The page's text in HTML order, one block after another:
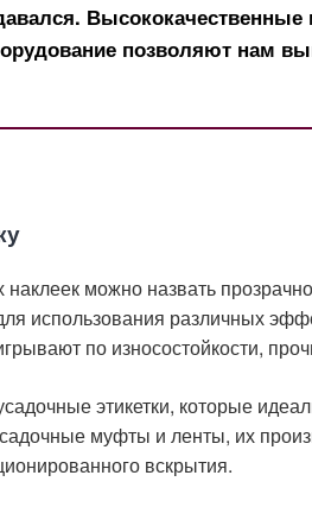
Высококачественные
позволяют нам
можно назвать
использования различных
по износостойкости,
этикетки, которые
муфты и ленты, их
вскрытия.